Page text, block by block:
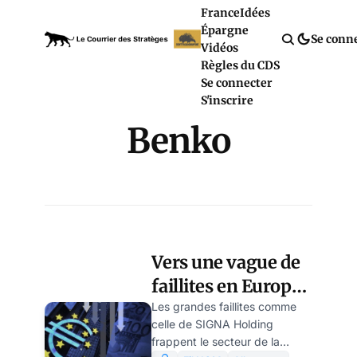
FranceIdées
Épargne
Vidéos
Règles du CDS
Se connecter
S'inscrire
Se
Benko
Vers une vague de
faillites en Europe
(partie 2), par
Ulrike Reisner
Les grandes faillites comme
celle de SIGNA Holding
frappent le secteur de la